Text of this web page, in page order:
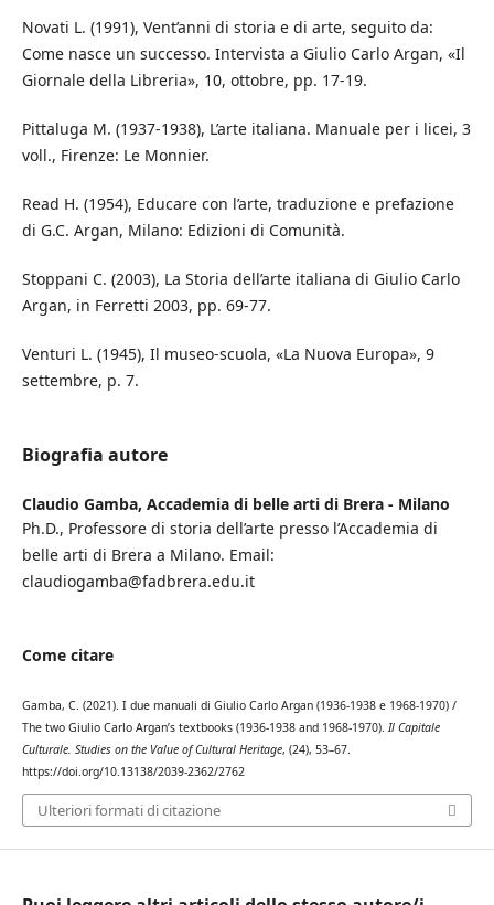
Novati L. (1991), Vent’anni di storia e di arte, seguito da:
Come nasce un successo. Intervista a Giulio Carlo Argan, «Il
Giornale della Libreria», 10, ottobre, pp. 17-19.
Pittaluga M. (1937-1938), L’arte italiana. Manuale per i licei, 3
voll., Firenze: Le Monnier.
Read H. (1954), Educare con l’arte, traduzione e prefazione
di G.C. Argan, Milano: Edizioni di Comunità.
Stoppani C. (2003), La Storia dell’arte italiana di Giulio Carlo
Argan, in Ferretti 2003, pp. 69-77.
Venturi L. (1945), Il museo-scuola, «La Nuova Europa», 9
settembre, p. 7.
Biografia autore
Claudio Gamba, Accademia di belle arti di Brera - Milano
Ph.D., Professore di storia dell’arte presso l’Accademia di
belle arti di Brera a Milano. Email:
claudiogamba@fadbrera.edu.it
Come citare
Gamba, C. (2021). I due manuali di Giulio Carlo Argan (1936-1938 e 1968-1970) /
The two Giulio Carlo Argan’s textbooks (1936-1938 and 1968-1970). Il Capitale
Culturale. Studies on the Value of Cultural Heritage, (24), 53–67.
https://doi.org/10.13138/2039-2362/2762
Ulteriori formati di citazione